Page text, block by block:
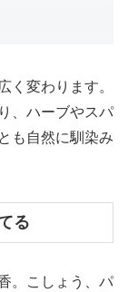
く変わります。
、ハーブやスパ
も自然に馴染み
る
。こしょう、パ